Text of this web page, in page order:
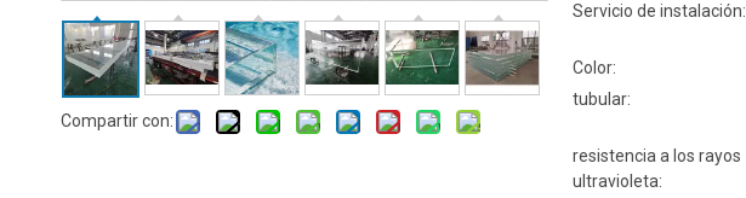
Compartir con:
Servicio de instalación:
Color:
tubular:
resistencia a los rayos
ultravioleta: